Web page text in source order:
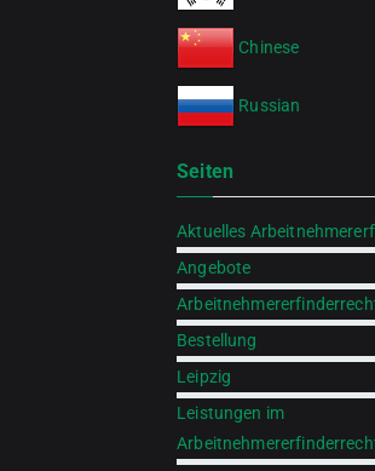
Chinese
Russian
Seiten
Aktuelles
Angebote
Bestellung
Leipzig
Leistungen im